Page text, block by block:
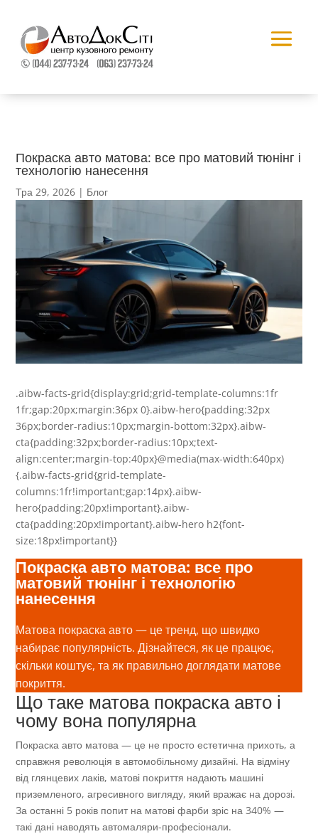
Покраска авто матова: все про матовий тюнінг і
технологію нанесення
Тра 29, 2026 | Блог
.aibw-facts-grid{display:grid;grid-template-columns:1fr
1fr;gap:20px;margin:36px 0}.aibw-hero{padding:32px
36px;border-radius:10px;margin-bottom:32px}.aibw-
cta{padding:32px;border-radius:10px;text-
align:center;margin-top:40px}@media(max-width:640px)
{.aibw-facts-grid{grid-template-
columns:1fr!important;gap:14px}.aibw-
hero{padding:20px!important}.aibw-
cta{padding:20px!important}.aibw-hero h2{font-
size:18px!important}}
Покраска авто матова: все про
матовий тюнінг і технологію
нанесення
Матова покраска авто — це тренд, що швидко
набирає популярність. Дізнайтеся, як це працює,
скільки коштує, та як правильно доглядати матове
покриття.
Що таке матова покраска авто і
чому вона популярна
Покраска авто матова — це не просто естетична прихоть, а
справжня революція в автомобільному дизайні. На відміну
від глянцевих лаків, матові покриття надають машині
приземленого, агресивного вигляду, який вражає на дорозі.
За останні 5 років попит на матові фарби зріс на 340% —
такі дані наводять автомаляри-професіонали.